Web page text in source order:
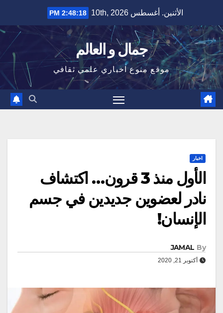
content
الأثنين. أغسطس 10th, 2026 2:48:19 PM
جمال و العالم
موقع منوع اخباري علمي ثقافي
اخبار
الأول منذ 3 قرون… اكتشاف
نادر لعضوين جديدين في جسم
الإنسان!
By
JAMAL
أكتوبر 21, 2020